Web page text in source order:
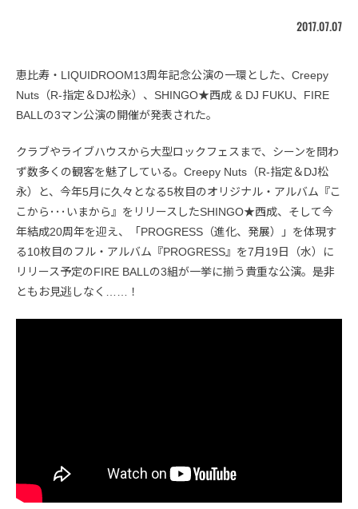
2017.07.07
恵比寿・LIQUIDROOM13周年記念公演の一環とした、Creepy
Nuts（R-指定＆DJ松永）、SHINGO★西成 & DJ FUKU、FIRE
BALLの3マン公演の開催が発表された。
クラブやライブハウスから大型ロックフェスまで、シーンを問わ
ず数多くの観客を魅了している。Creepy Nuts（R-指定＆DJ松
永）と、今年5月に久々となる5枚目のオリジナル・アルバム『こ
こから･･･いまから』をリリースしたSHINGO★西成、そして今
年結成20周年を迎え、「PROGRESS（進化、発展）」を体現す
る10枚目のフル・アルバム『PROGRESS』を7月19日（水）に
リリース予定のFIRE BALLの3組が一挙に揃う貴重な公演。是非
ともお見逃しなく……！